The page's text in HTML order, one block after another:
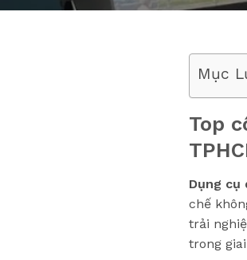
Mục
Top
Dụng cụ
chế
trải
trong